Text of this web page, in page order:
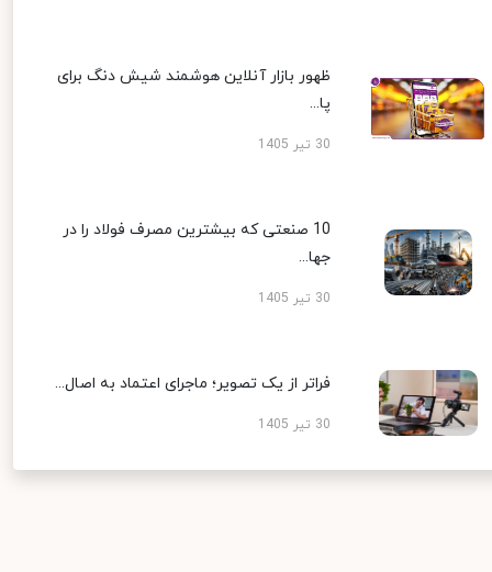
ظهور بازار آنلاین هوشمند شیش دنگ برای
پا...
30 تیر 1405
10 صنعتی که بیشترین مصرف فولاد را در
جها...
30 تیر 1405
فراتر از یک تصویر؛ ماجرای اعتماد به اصال...
30 تیر 1405